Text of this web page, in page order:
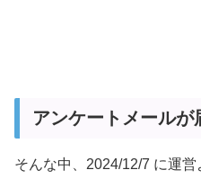
アンケートメールが
そんな中、2024/12/7 に運